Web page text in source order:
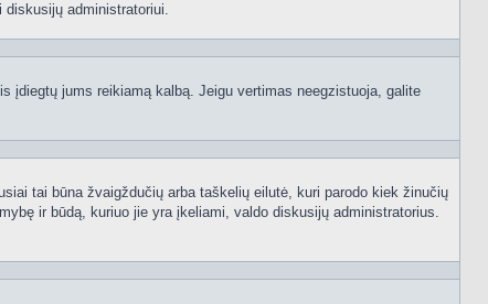
administratoriui.
įdiegtų jums reikiamą kalbą. Jeigu vertimas neegzistuoja, galite
tai būna žvaigždučių arba taškelių eilutė, kuri parodo kiek žinučių
ir būdą, kuriuo jie yra įkeliami, valdo diskusijų administratorius.